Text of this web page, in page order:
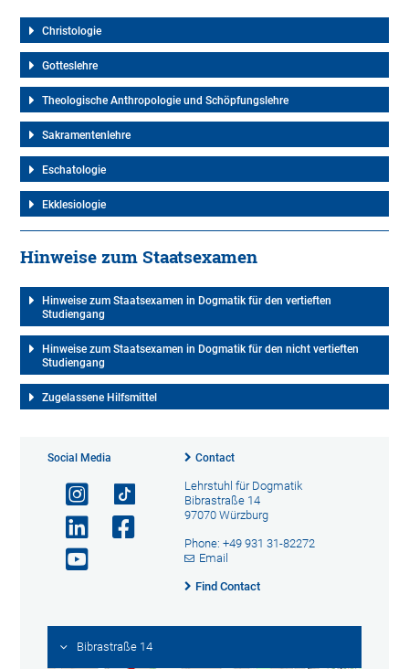
Christologie
Gotteslehre
Theologische Anthropologie und Schöpfungslehre
Sakramentenlehre
Eschatologie
Ekklesiologie
Hinweise zum Staatsexamen
Hinweise zum Staatsexamen in Dogmatik für den vertieften
Studiengang
Hinweise zum Staatsexamen in Dogmatik für den nicht vertieften
Studiengang
Zugelassene Hilfsmittel
Social Media Contact
Lehrstuhl für Dogmatik
Bibrastraße 14
97070 Würzburg
Phone: +49 931 31-82272
Email
Find Contact
Bibrastraße 14